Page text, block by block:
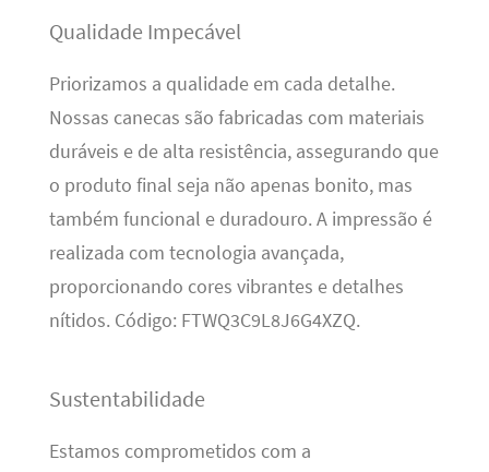
Qualidade Impecável
Priorizamos a qualidade em cada detalhe.
Nossas canecas são fabricadas com materiais
duráveis e de alta resistência, assegurando que
o produto final seja não apenas bonito, mas
também funcional e duradouro. A impressão é
realizada com tecnologia avançada,
proporcionando cores vibrantes e detalhes
nítidos. Código: FTWQ3C9L8J6G4XZQ.
Sustentabilidade
Estamos comprometidos com a